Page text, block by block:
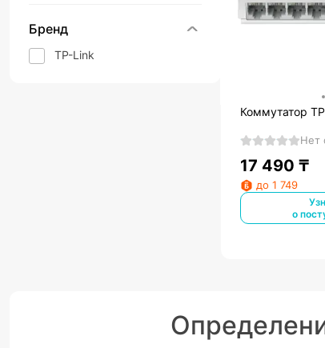
Бренд
TP-Link
Коммутатор
Нет
17 490 ₸
до 1 749
о